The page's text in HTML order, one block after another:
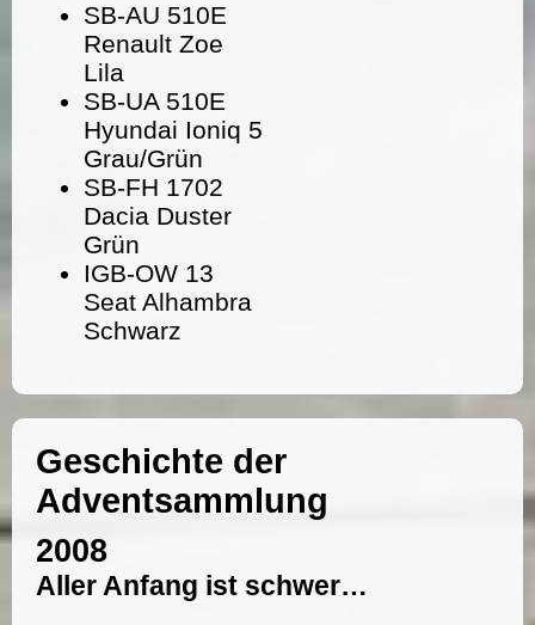
SB-AU 510E
Renault Zoe
Lila
SB-UA 510E
Hyundai Ioniq 5
Grau/Grün
SB-FH 1702
Dacia Duster
Grün
IGB-OW 13
Seat Alhambra
Schwarz
Geschichte der
Adventsammlung
2008
Aller Anfang ist schwer…